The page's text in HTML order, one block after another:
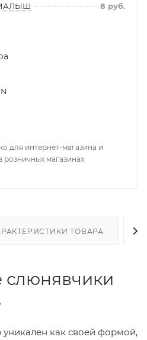
МАЛЫШ 8 руб.
для интернет-магазина и
розничных магазинах
ТОВАРА
уникален как своей формой,